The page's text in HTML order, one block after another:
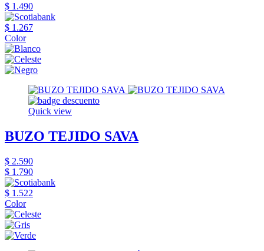
$ 1.490
$ 1.267
Color
Quick view
BUZO TEJIDO SAVA
$ 2.590
$ 1.790
$ 1.522
Color